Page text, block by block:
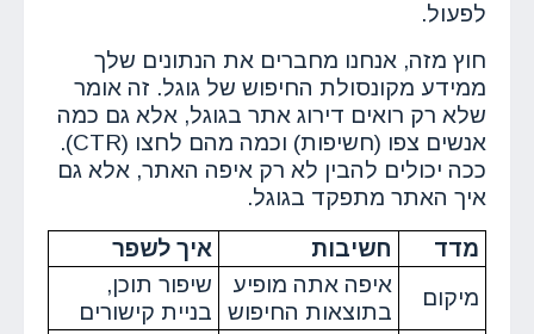
לפעול.
חוץ מזה, אנחנו מחברים את הנתונים שלך
ממידע מקונסולת החיפוש של גוגל. זה אומר
שלא רק רואים דירוג אתר בגוגל, אלא גם כמה
אנשים צפו (חשיפות) וכמה מהם לחצו (CTR).
ככה יכולים להבין לא רק איפה האתר, אלא גם
איך האתר מתפקד בגוגל.
מדד חשיבות
איך לשפר
מיקום
איפה אתה מופיע
בתוצאות החיפוש
שיפור תוכן,
בניית קישורים